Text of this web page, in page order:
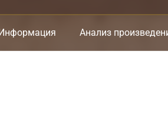
Анализ